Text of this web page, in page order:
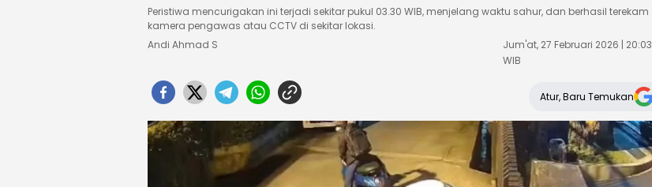
Peristiwa mencurigakan ini terjadi sekitar pukul 03.30 WIB, menjelang waktu sahur, dan berhasil terekam
kamera pengawas atau CCTV di sekitar lokasi.
Andi Ahmad S
Jum'at, 27 Februari 2026 | 20:03
WIB
Atur, Baru Temukan